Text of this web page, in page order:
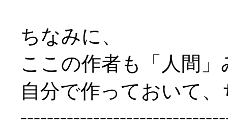
ちなみに、
ここの作者も「人間」
自分で作っておいて